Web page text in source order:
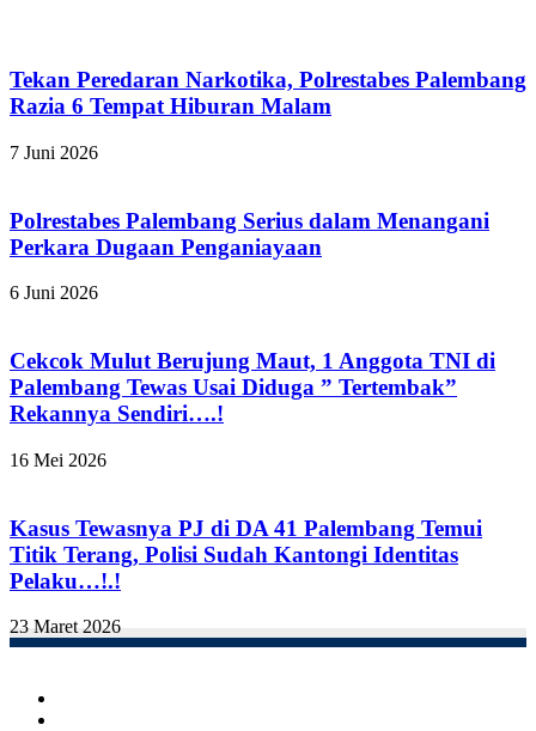
Tekan Peredaran Narkotika, Polrestabes Palembang
Razia 6 Tempat Hiburan Malam
7 Juni 2026
Polrestabes Palembang Serius dalam Menangani
Perkara Dugaan Penganiayaan
6 Juni 2026
Cekcok Mulut Berujung Maut, 1 Anggota TNI di
Palembang Tewas Usai Diduga ” Tertembak”
Rekannya Sendiri….!
16 Mei 2026
Kasus Tewasnya PJ di DA 41 Palembang Temui
Titik Terang, Polisi Sudah Kantongi Identitas
Pelaku…!.!
23 Maret 2026